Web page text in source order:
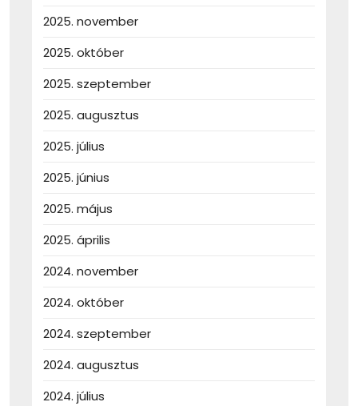
2025. november
2025. október
2025. szeptember
2025. augusztus
2025. július
2025. június
2025. május
2025. április
2024. november
2024. október
2024. szeptember
2024. augusztus
2024. július